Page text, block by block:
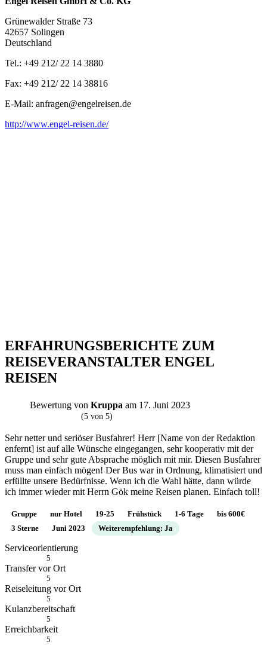
Grünewalder Straße 73
42657 Solingen
Deutschland
Tel.: +49 212/ 22 14 3880
Fax: +49 212/ 22 14 38816
E-Mail: anfragen@engelreisen.de
http://www.engel-reisen.de/
ERFAHRUNGSBERICHTE ZUM
REISEVERANSTALTER ENGEL
REISEN
Bewertung von Kruppa am 17. Juni 2023
(5 von 5)
Sehr netter und seriöser Busfahrer! Herr [Name von der Redaktion
enfernt] ist auf alle Wünsche eingegangen, sehr kooperativ mit der
Gruppe und sehr gute Absprache möglich mit mir. Diesen Busfahrer
muss man einfach mögen! Der Bus war in Ordnung, klimatisiert und
erfüllte unsere Bedürfnisse. Wenn ich die Wahl hätte, dann würde
ich immer wieder mit Herrn Gök meine Reisen planen. Einfach toll!
Gruppe nur Hotel 19-25 Frühstück 1-6 Tage
bis 600€
3 Sterne
Juni 2023 Weiterempfehlung: Ja
Serviceorientierung
5
Transfer vor Ort
5
Reiseleitung vor Ort
5
Kulanzbereitschaft
5
Erreichbarkeit
5